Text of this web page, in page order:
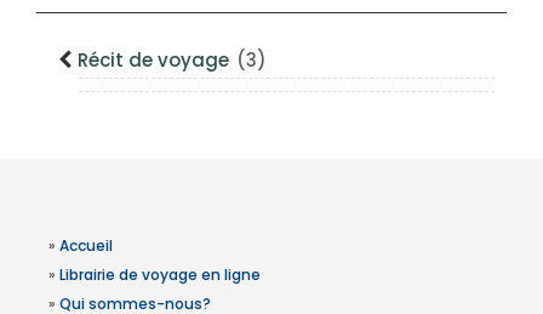
Récit de voyage (3)
» Accueil
» Librairie de voyage en ligne
» Qui sommes-nous?